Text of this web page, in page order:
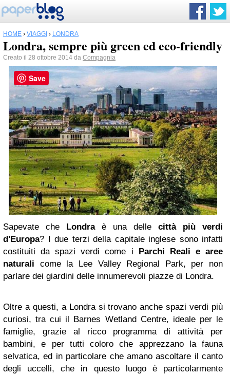
HOME › VIAGGI › LONDRA
Londra, sempre più green ed eco-friendly
Creato il 28 ottobre 2014 da Compagnia
Sapevate che Londraè una delle città più verdi
d'Europa? I due terzi della capitale inglese sono infatti
costituiti da spazi verdi come i Parchi Reali e aree
naturali come la Lee Valley Regional Park, per non
parlare dei giardini delle innumerevoli piazze di Londra.
Oltre a questi, a Londra si trovano anche spazi verdi più
curiosi, tra cui il Barnes Wetland Centre, ideale per le
famiglie, grazie al ricco programma di attività per
bambini, e per tutti coloro che apprezzano la fauna
selvatica, ed in particolare che amano ascoltare il canto
degli uccelli, che in questo luogo è particolarmente
Save